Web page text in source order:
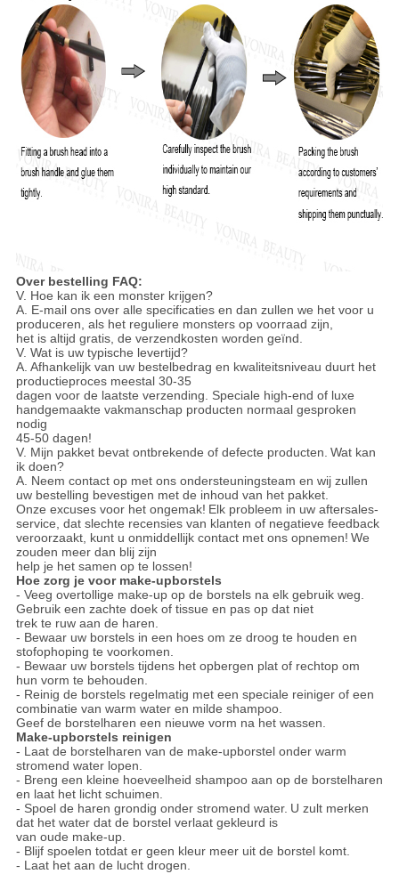
Over bestelling FAQ:
V. Hoe kan ik een monster krijgen?
A. E-mail ons over alle specificaties en dan zullen we het voor u
produceren, als het reguliere monsters op voorraad zijn,
het is altijd gratis, de verzendkosten worden geïnd.
V. Wat is uw typische levertijd?
A. Afhankelijk van uw bestelbedrag en kwaliteitsniveau duurt het
productieproces meestal 30-35
dagen voor de laatste verzending. Speciale high-end of luxe
handgemaakte vakmanschap producten normaal gesproken
nodig
45-50 dagen!
V. Mijn pakket bevat ontbrekende of defecte producten. Wat kan
ik doen?
A. Neem contact op met ons ondersteuningsteam en wij zullen
uw bestelling bevestigen met de inhoud van het pakket.
Onze excuses voor het ongemak! Elk probleem in uw aftersales-
service, dat slechte recensies van klanten of negatieve feedback
veroorzaakt, kunt u onmiddellijk contact met ons opnemen! We
zouden meer dan blij zijn
help je het samen op te lossen!
Hoe zorg je voor make-upborstels
- Veeg overtollige make-up op de borstels na elk gebruik weg.
Gebruik een zachte doek of tissue en pas op dat niet
trek te ruw aan de haren.
- Bewaar uw borstels in een hoes om ze droog te houden en
stofophoping te voorkomen.
- Bewaar uw borstels tijdens het opbergen plat of rechtop om
hun vorm te behouden.
- Reinig de borstels regelmatig met een speciale reiniger of een
combinatie van warm water en milde shampoo.
Geef de borstelharen een nieuwe vorm na het wassen.
Make-upborstels reinigen
- Laat de borstelharen van de make-upborstel onder warm
stromend water lopen.
- Breng een kleine hoeveelheid shampoo aan op de borstelharen
en laat het licht schuimen.
- Spoel de haren grondig onder stromend water. U zult merken
dat het water dat de borstel verlaat gekleurd is
van oude make-up.
- Blijf spoelen totdat er geen kleur meer uit de borstel komt.
- Laat het aan de lucht drogen.